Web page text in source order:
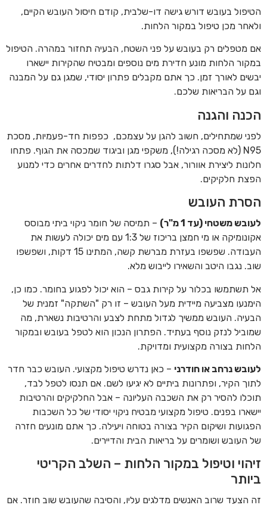
הטיפול בעובש דורש גישה דו-שלבית, קודם חיסול העובש הקיים,
ולאחר מכן טיפול במקור הלחות.
אם מטפלים רק בעובש על פני השטח, הבעיה תחזור במהרה. הטיפול
במקור הלחות מונע חדירת מים נוספים ומבטיח שהקירות יישארו
יבשים לאורך זמן. כך אתם מקבלים פתרון יסודי, שמגן גם על המבנה
וגם על הבריאות שלכם.
הכנה והגנה
לפני שמתחילים, חשוב להגן על עצמכם, כפפות חד-פעמיות, מסכת
N95 (לא מסכה רגילה!), משקפי מגן וביגוד שמכסה את הגוף. פתחו
חלונות ליצירת אוורור, אבל סגרו דלתות לחדרים אחרים כדי למנוע
הפצת חלקיקים.
הסרת העובש
לעובש משטחי (עד 1 מ"ר)
– תמיסה של חומר ניקוי ביתי מבוסס
אקונומיקה או מי חמצן בריכוז של 1:3 עם מים יכולה לעשות את
העבודה. שפשפו בעזרת מברשת קשה, המתינו 15 דקות, ושפשפו
שוב. נגבו היטב והשאירו לייבוש מלא.
אל תשתמשו בכלור על קירות גבס – הוא יכול לפגוע בחומר. כמו כן,
הימנעו מצביעה מיידית מעל העובש – זו רק "השתקה" זמנית של
הבעיה. העובש ממשיך לגדול מתחת לצבע והרטיבות נשארת, מה
שמוביל לנזק נוסף בעתיד. הפתרון הנכון הוא לטפל בעובש ובמקור
הלחות בצורה מקצועית ומדויקת.
לעובש נרחב או חודרני – כאן נדרש טיפול מקצועי. העובש כבר חדר
לתוך הקיר, ופתרונות ביתיים לא יגיעו לשם. אם תנסו לטפל לבד,
תוכלו להסיר רק את השכבה העליונה – אבל החלקיקים והרטיבות
יישארו בפנים. טיפול מקצועי מבטיח ניקוי יסודי של כל השכבות
הפגועות ושיקום הקיר בצורה בטוחה ויעילה. כך אתם מונעים חזרה
של העובש ושומרים על בריאות הבית והדיירים.
זיהוי וטיפול במקור הלחות – השלב הקריטי
ביותר
זה הצעד שרוב האנשים מדלגים עליו, והסיבה שהעובש שוב חוזר. אם